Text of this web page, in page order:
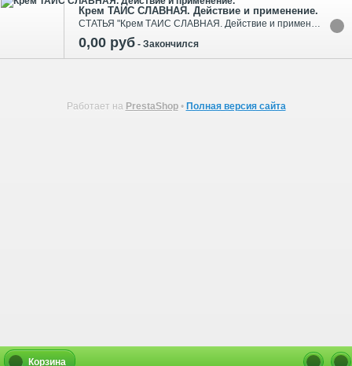
Крем ТАИС СЛАВНАЯ. Действие и применение.
0,00 руб - Закончился
Работает на PrestaShop• Полная версия сайта
Корзина